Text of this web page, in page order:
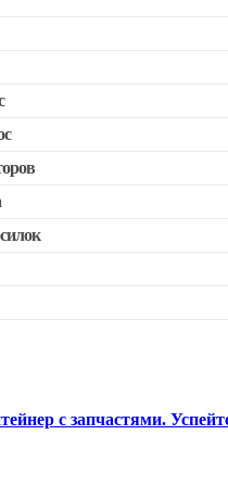
Partner
Echo и др.
/ Oleo-mac / Echo и
отбойных молотков
другие
с запчастями.